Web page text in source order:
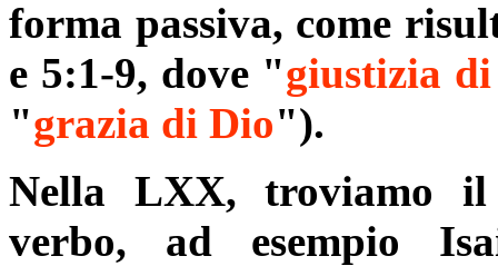
forma passiva, come
e 5:1-9, dove "giustizia
"grazia di Dio").
Nella LXX, troviamo il
verbo, ad esempio